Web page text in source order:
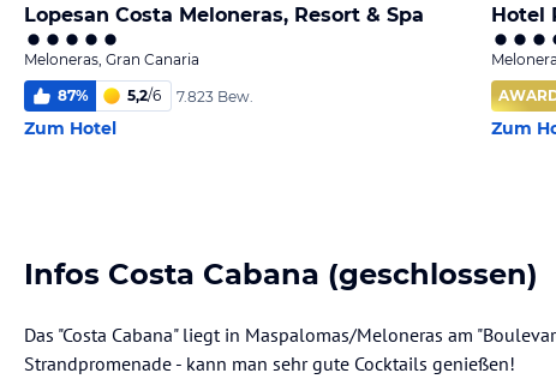
Lopesan Costa Meloneras, Resort & Spa
Meloneras, Gran Canaria
87% 5,2/6 7.823 Bew.
Zum Hotel
Hotel
Zum
Infos Costa Cabana (geschlossen)
Das "Costa Cabana" liegt in Maspalomas/Meloneras am
Strandpromenade - kann man sehr gute Cocktails genießen!